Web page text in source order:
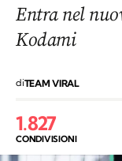
Entra nel
Kodami
diTEAM VIRAL
1.827
CONDIVISIONI